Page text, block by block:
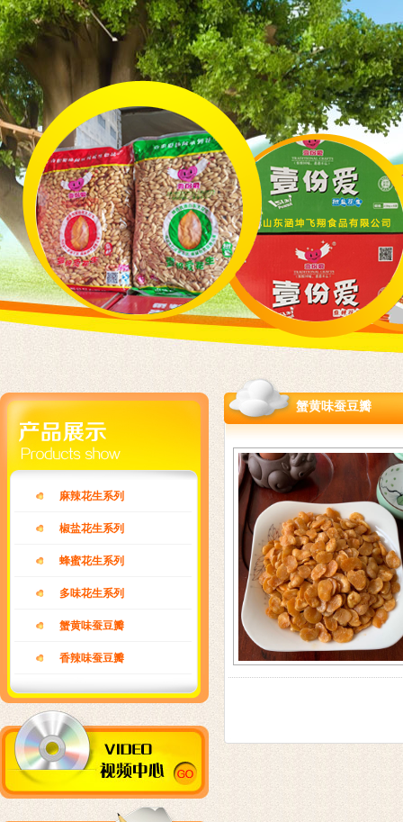
蟹黄味蚕豆瓣
麻辣花生系列
椒盐花生系列
蜂蜜花生系列
多味花生系列
蟹黄味蚕豆瓣
香辣味蚕豆瓣